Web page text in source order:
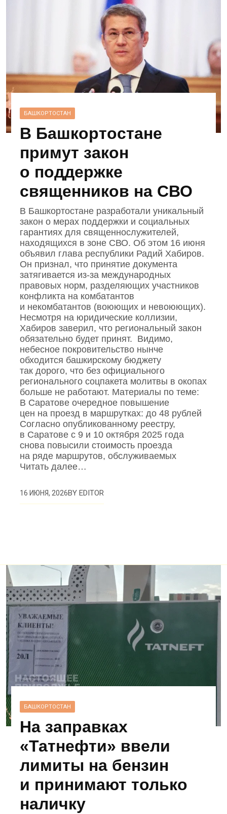
БАШКОРТОСТАН
В Башкортостане
примут закон
о поддержке
священников на СВО
В Башкортостане разработали уникальный
закон о мерах поддержки и социальных
гарантиях для священнослужителей,
находящихся в зоне СВО. Об этом 16 июня
объявил глава республики Радий Хабиров.
Он признал, что принятие документа
затягивается из‑за международных
правовых норм, разделяющих участников
конфликта на комбатантов
и некомбатантов (воюющих и невоюющих).
Несмотря на юридические коллизии,
Хабиров заверил, что региональный закон
обязательно будет принят. Видимо,
небесное покровительство нынче
обходится башкирскому бюджету
так дорого, что без официального
регионального соцпакета молитвы в окопах
больше не работают. Материалы по теме:
В Саратове очередное повышение
цен на проезд в маршрутках: до 48 рублей
Согласно опубликованному реестру,
в Саратове с 9 и 10 октября 2025 года
снова повысили стоимость проезда
на ряде маршрутов, обслуживаемых
Читать далее…
16 ИЮНЯ, 2026BYEDITOR
БАШКОРТОСТАН
На заправках
«Татнефти» ввели
лимиты на бензин
и принимают только
наличку